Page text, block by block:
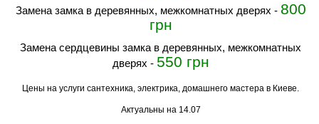
Замена замка в деревянных, межкомнатных дверях - 800
грн
Замена сердцевины замка в деревянных, межкомнатных
дверях - 550 грн
Цены на услуги сантехника, электрика, домашнего мастера в Киеве.
Актуальны на 14.07